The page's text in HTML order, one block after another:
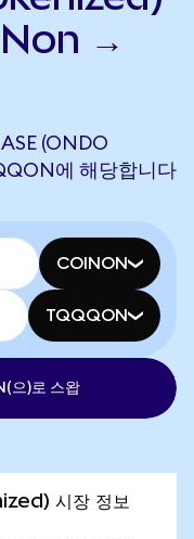
→
(ONDO
에 해당합니다
COINON
TQQQON
으)로 스왑
시장 정보